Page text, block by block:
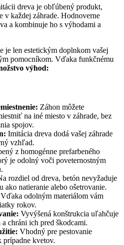
dreva je obľúbený produkt,
v každej záhrade. Hodnoverne
a kombinuje ho s výhodami a
je len estetickým doplnkom vašej
pomocníkom. Vďaka funkčnému
výhod:
Záhon môžete
na iné miesto v záhrade, bez
spojov.
Imitácia dreva dodá vašej záhrade
vzhľad.
z homogénne prefarbeného
je odolný voči poveternostným
rozdiel od dreva, betón nevyžaduje
ako natieranie alebo ošetrovanie.
Vďaka odolným materiálom vám
rokov.
Vyvýšená konštrukcia uľahčuje
a chráni ich pred škodcami.
Vhodný pre pestovanie
prípadne kvetov.